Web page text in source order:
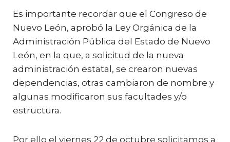
Es importante recordar que el Congreso de
Nuevo León, aprobó la Ley Orgánica de la
Administración Pública del Estado de Nuevo
León, en la que, a solicitud de la nueva
administración estatal, se crearon nuevas
dependencias, otras cambiaron de nombre y
algunas modificaron sus facultades y/o
estructura.
Por ello el viernes 22 de octubre solicitamos a